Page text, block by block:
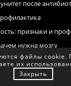
после
признаки и
нужна мозгу
файлы cookie.
их
Закрыть